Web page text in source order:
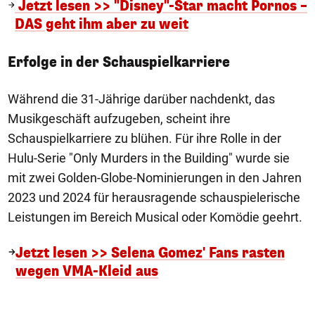
Jetzt lesen >> "Disney"-Star macht Pornos –
DAS geht ihm aber zu weit
Erfolge in der Schauspielkarriere
Während die 31-Jährige darüber nachdenkt, das
Musikgeschäft aufzugeben, scheint ihre
Schauspielkarriere zu blühen. Für ihre Rolle in der
Hulu-Serie "Only Murders in the Building" wurde sie
mit zwei Golden-Globe-Nominierungen in den Jahren
2023 und 2024 für herausragende schauspielerische
Leistungen im Bereich Musical oder Komödie geehrt.
Jetzt lesen >> Selena Gomez' Fans rasten
wegen VMA-Kleid aus